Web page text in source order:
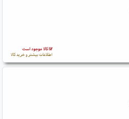
کالا موجود است
اطلاعات بیشتر و خرید کالا